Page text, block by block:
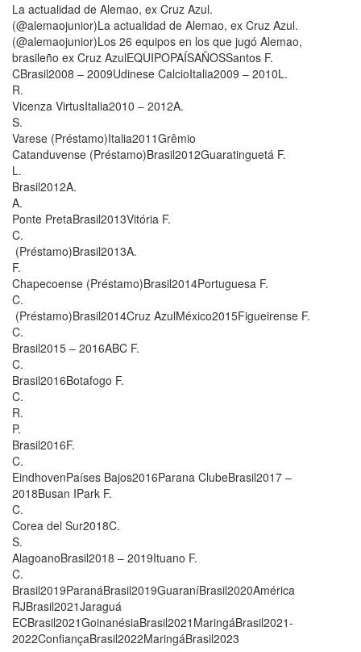
La actualidad de Alemao, ex Cruz Azul.
(@alemaojunior)La actualidad de Alemao, ex Cruz Azul.
(@alemaojunior)Los 26 equipos en los que jugó Alemao,
brasileño ex Cruz AzulEQUIPOPAÍSAÑOSSantos F.
CBrasil2008 – 2009Udinese CalcioItalia2009 – 2010L.
R.
Vicenza VirtusItalia2010 – 2012A.
S.
Varese (Préstamo)Italia2011Grêmio
Catanduvense (Préstamo)Brasil2012Guaratinguetá F.
L.
Brasil2012A.
A.
Ponte PretaBrasil2013Vitória F.
C.
(Préstamo)Brasil2013A.
F.
Chapecoense (Préstamo)Brasil2014Portuguesa F.
C.
(Préstamo)Brasil2014Cruz AzulMéxico2015Figueirense F.
C.
Brasil2015 – 2016ABC F.
C.
Brasil2016Botafogo F.
C.
R.
P.
Brasil2016F.
C.
EindhovenPaíses Bajos2016Parana ClubeBrasil2017 –
2018Busan IPark F.
C.
Corea del Sur2018C.
S.
AlagoanoBrasil2018 – 2019Ituano F.
C.
Brasil2019ParanáBrasil2019GuaraníBrasil2020América
RJBrasil2021Jaraguá
ECBrasil2021GoinanésiaBrasil2021MaringáBrasil2021-
2022ConfiançaBrasil2022MaringáBrasil2023